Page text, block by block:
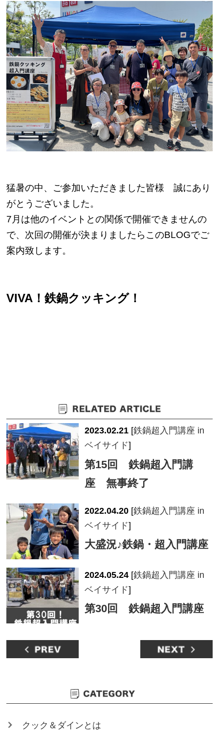
猛暑の中、ご参加いただきました皆様 誠にあり
がとうございました。
7月は他のイベントとの関係で開催できませんの
で、次回の開催が決まりましたらこのBLOGでご
案内致します。
VIVA！鉄鍋クッキング！
2023.02.21 [鉄鍋超入門講座 in
ベイサイド]
第15回 鉄鍋超入門講
座 無事終了
2022.04.20 [鉄鍋超入門講座 in
ベイサイド]
大盛況♪鉄鍋・超入門講座
2024.05.24 [鉄鍋超入門講座 in
ベイサイド]
第30回 鉄鍋超入門講座
クック＆ダインとは